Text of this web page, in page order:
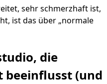
sehr schmerzhaft ist,
ist das über „normale
die
beeinflusst (und